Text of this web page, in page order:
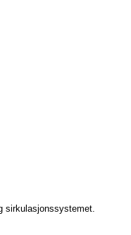
sirkulasjonssystemet.